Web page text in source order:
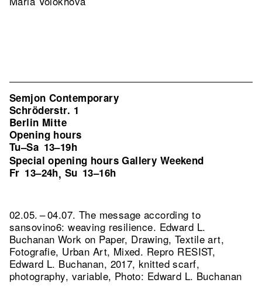
Semjon Contemporary
Schröderstr. 1
Berlin Mitte
Opening hours
Tu–Sa 13–19h
Special opening hours Gallery Weekend
Fr 13–24h, Su 13–16h
02.05. – 04.07. The message according to
sansovino6: weaving resilience. Edward L.
Buchanan Work on Paper, Drawing, Textile art,
Fotografie, Urban Art, Mixed. Repro RESIST,
Edward L. Buchanan, 2017, knitted scarf,
photography, variable, Photo: Edward L. Buchanan